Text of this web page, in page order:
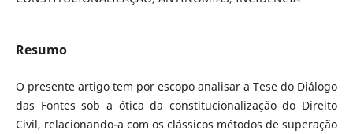
Resumo
O presente artigo tem por escopo analisar a Tese do Diálogo
das Fontes sob a ótica da constitucionalização do Direito
Civil, relacionando-a com os clássicos métodos de superação